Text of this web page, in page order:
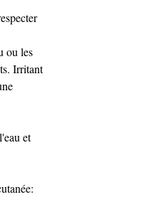
ou les
Irritant
et